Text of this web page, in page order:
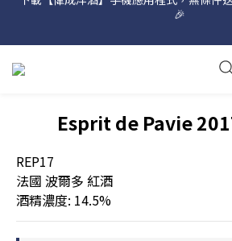
網店購滿 $500 即享免費送
🎉
網店購滿 $500 即享免費送
Esprit de Pavie
REP17
法國 波爾多 紅酒
酒精濃度: 14.5%